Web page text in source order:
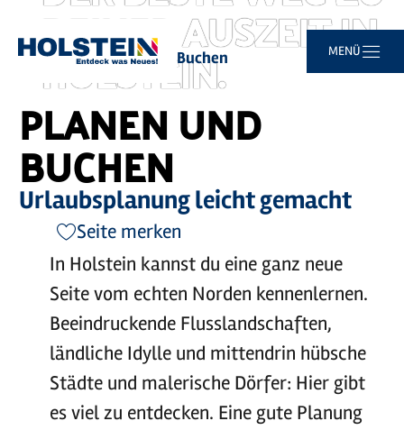
Zum
Hauptinhalt
springen
Zur
Suche
springen
Zur
Navigation
springen
Zum
Footer
springen
MENÜ
DEINER AUSZEIT IN
HOLSTEIN.
Sie
Startseite Planen und Buchen
PLANEN UND
BUCHEN
Urlaubsplanung leicht gemacht
Seite merken
In Holstein kannst du eine ganz neue
Seite vom echten Norden kennenlernen.
Beeindruckende Flusslandschaften,
ländliche Idylle und mittendrin hübsche
Städte und malerische Dörfer: Hier gibt
es viel zu entdecken. Eine gute Planung